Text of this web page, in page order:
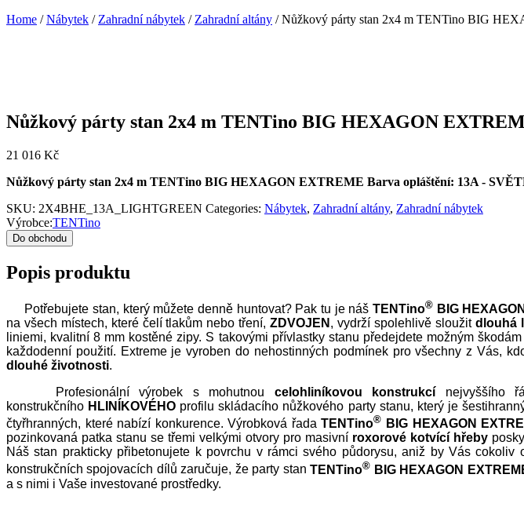
Home /Nábytek / Zahradní nábytek / Zahradní altány / Nůžkový párty stan 2x4 m TENTino BIG
Nůžkový párty stan 2x4 m TENTino BIG HEXAGON
21 016 Kč
Nůžkový párty stan 2x4 m TENTino BIG HEXAGON EXTREME Barva opláštění: 13A -
SKU: 2X4BHE_13A_LIGHTGREEN Categories: Nábytek, Zahradní altány, Zahradní nábytek
Výrobce:TENTino
Do obchodu
Popis produktu
Potřebujete stan, který můžete denně huntovat? Pak tu je náš TENTino® BIG
na všech místech, které čelí tlakům nebo tření,ZDVOJEN , vydrží spolehlivě sloužit dlouhá
liniemi, kvalitní 8 mm kostěné zipy. S takovými přívlastky stanu předejdete možným
každodenní použití. Extreme je vyroben do nehostinných podmínek pro všechny z Vás,
dlouhé životnosti.
Profesionální výrobek s mohutnou celohliníkovou konstrukcí nejvyššího
konstrukčního HLINÍKOVÉHO profilu skládacího nůžkového party stanu, který je
čtyřhranných, které nabízí konkurence. Výrobková řada TENTino® BIG HEXAGON
pozinkovaná patka stanu se třemi velkými otvory pro masivní roxorové kotvící hřeby
Náš stan prakticky přibetonujete k povrchu v rámci svého půdorysu, aniž by Vás cokoliv
konstrukčních spojovacích dílů zaručuje, že party stanTENTino® BIG HEXAGON
a s nimi i Vaše investované prostředky.